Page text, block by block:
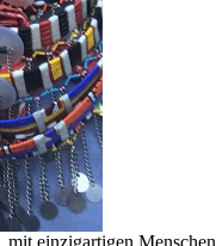
mit einzigartigen Menschen